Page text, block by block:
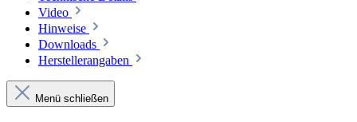
Video
Hinweise
Downloads
Herstellerangaben
Menü schließen